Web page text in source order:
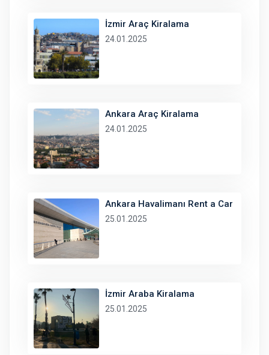
İzmir Araç Kiralama
24.01.2025
Ankara Araç Kiralama
24.01.2025
Ankara Havalimanı Rent a Car
25.01.2025
İzmir Araba Kiralama
25.01.2025